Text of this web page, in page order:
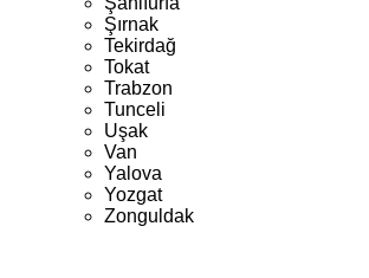
Şırnak
Tekirdağ
Tokat
Trabzon
Tunceli
Uşak
Van
Yalova
Yozgat
Zonguldak